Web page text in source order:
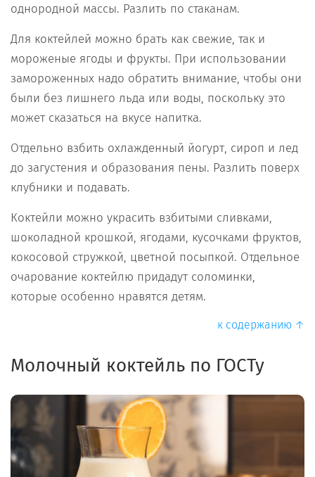
однородной массы. Разлить по стаканам.
Для коктейлей можно брать как свежие, так и
мороженые ягоды и фрукты. При использовании
замороженных надо обратить внимание, чтобы они
были без лишнего льда или воды, поскольку это
может сказаться на вкусе напитка.
Отдельно взбить охлажденный йогурт, сироп и лед
до загустения и образования пены. Разлить поверх
клубники и подавать.
Коктейли можно украсить взбитыми сливками,
шоколадной крошкой, ягодами, кусочками фруктов,
кокосовой стружкой, цветной посыпкой. Отдельное
очарование коктейлю придадут соломинки,
которые особенно нравятся детям.
к содержанию ↑
Молочный коктейль по ГОСТу